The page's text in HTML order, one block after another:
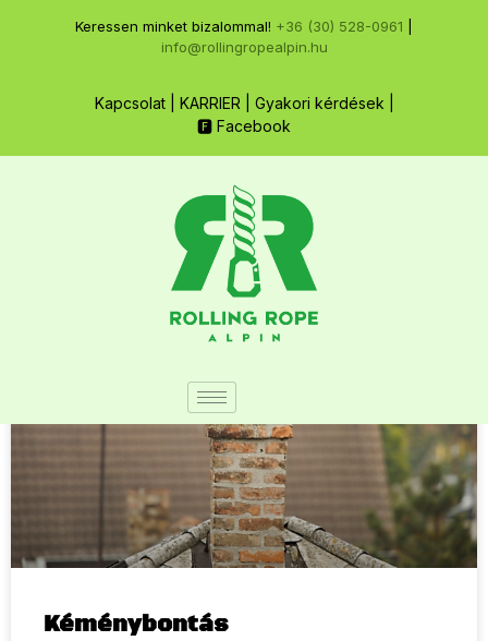
Keressen minket bizalommal! +36 (30) 528-0961
info@rollingropealpin.hu
Kapcsolat| KARRIER Gyakori kérdések
🅵 Facebook
Kéménybontás